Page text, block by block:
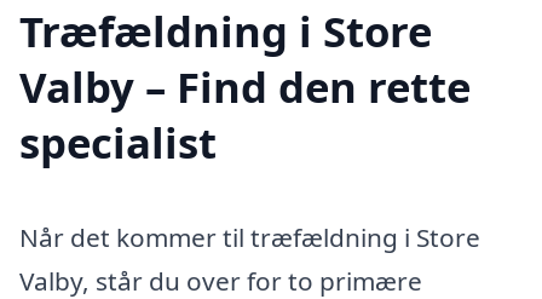
Træfældning i Store
Valby – Find den rette
specialist
Når det kommer til træfældning i Store
Valby, står du over for to primære